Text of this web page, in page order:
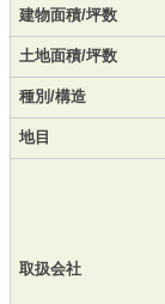
建物面積/坪数
土地面積/坪数
種別/構造
地目
取扱会社